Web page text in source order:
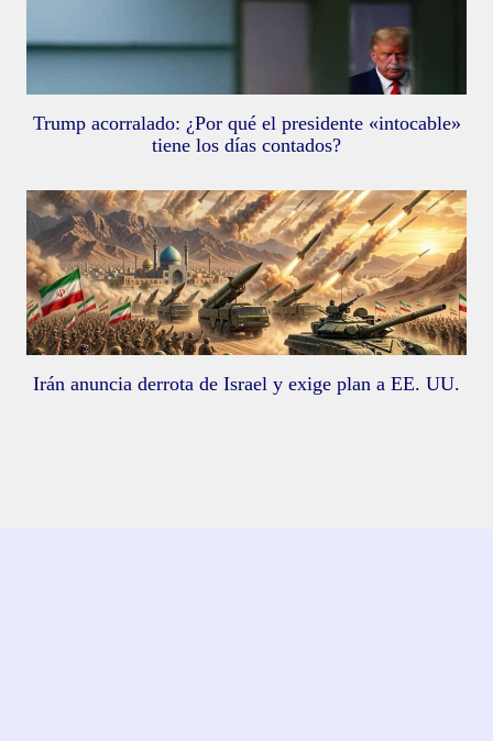
Trump acorralado: ¿Por qué el presidente «intocable»
tiene los días contados?
Irán anuncia derrota de Israel y exige plan a EE. UU.